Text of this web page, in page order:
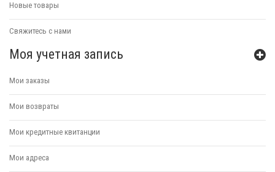
Новые товары
Свяжитесь с нами
Моя учетная запись
Мои заказы
Мои возвраты
Мои кредитные квитанции
Мои адреса